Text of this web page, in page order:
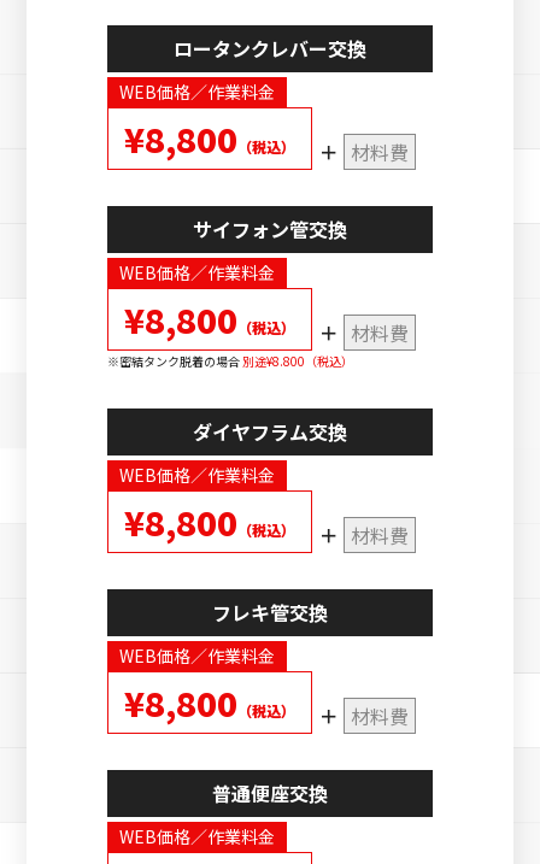
ロータンクレバー交換
WEB価格／作業料金
¥8,800 （税込） 材料費
サイフォン管交換
WEB価格／作業料金
¥8,800 （税込） 材料費
密結タンク脱着の場合 別途¥8.800（税込）
ダイヤフラム交換
WEB価格／作業料金
¥8,800 （税込） 材料費
フレキ管交換
WEB価格／作業料金
¥8,800 （税込） 材料費
普通便座交換
WEB価格／作業料金